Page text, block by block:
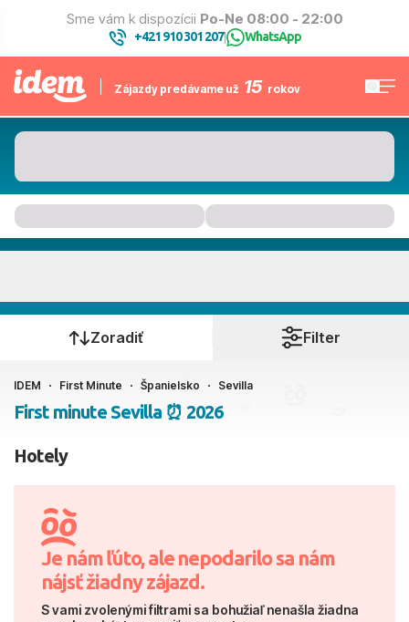
Sme vám k dispozícii Po-Ne 08:00 - 22:00
+421 910 301 207| WhatsApp
Zájazdy predávame už 15 rokov
Kedy cestujete?
Ako cestujete?
2 dospelí, 0 deti
Zoradiť Filter
IDEM First Minute Španielsko Sevilla
First minute Sevilla ⏰ 2026
Hotely
Je nám ľúto, ale nepodarilo sa nám
nájsť žiadny zájazd.
S vami zvolenými filtrami sa bohužiaľ nenašla žiadna